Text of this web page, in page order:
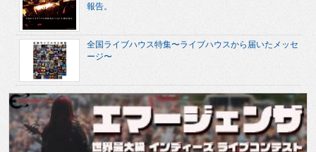
報告。
全国ライブハウス特集〜ライブハウスから届いたメッセ
ージ〜